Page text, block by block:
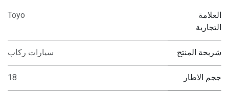
العلامة
التجارية
Toyo
شريحة المنتج سيارات ركاب
ججم الاطار 18